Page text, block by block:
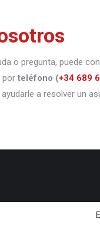
o pregunta, puede
por teléfono (+34 689
a resolver un